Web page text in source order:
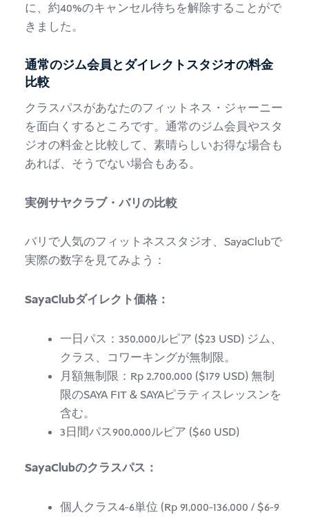
に、約40%のキャンセル待ちを解除することがで
きました。
通常のジム会員とダイレクトスタジオの料金
比較
クラスパスがあなたのフィットネス・ジャーニー
を面白くするところです。通常のジム会員やスタ
ジオの料金と比較して、素晴らしいお得な場合も
あれば、そうでない場合もある。
実例サヤクラブ・バリの比較
バリで人気のフィットネススタジオ、SayaClubで
実際の数字を見てみよう：
SayaClubダイレクト価格：
一日パス：350,000ルピア ($23 USD) ジム、
クラス、コワーキングが無制限。
月額無制限：Rp 2,700,000 ($179 USD) 無制
限のSAYA FIT & SAYAピラティスレッスンを
含む。
3日間パス900,000ルピア ($60 USD)
SayaClubのクラスパス：
個人クラス4-6単位 (Rp 91,000-136,000 / $6-9